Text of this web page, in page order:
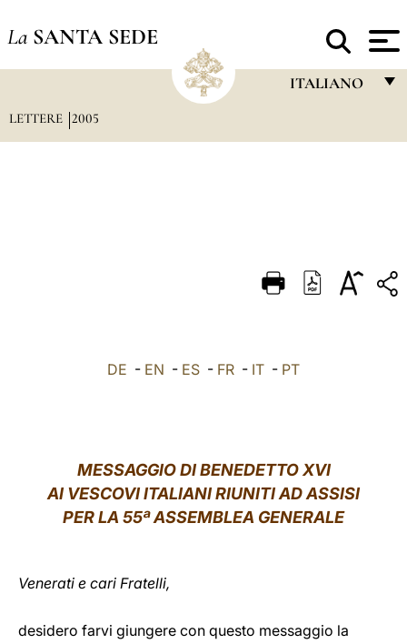
La SANTA SEDE
ITALIANO
DEUTSCH
العربيّة
LETTERE 2005
DE - EN - ES - FR - IT - PT
MESSAGGIO DI BENEDETTO XVI
AI VESCOVI ITALIANI RIUNITI AD ASSISI
PER LA 55ª ASSEMBLEA GENERALE
Venerati e cari Fratelli,
desidero farvi giungere con questo messaggio la